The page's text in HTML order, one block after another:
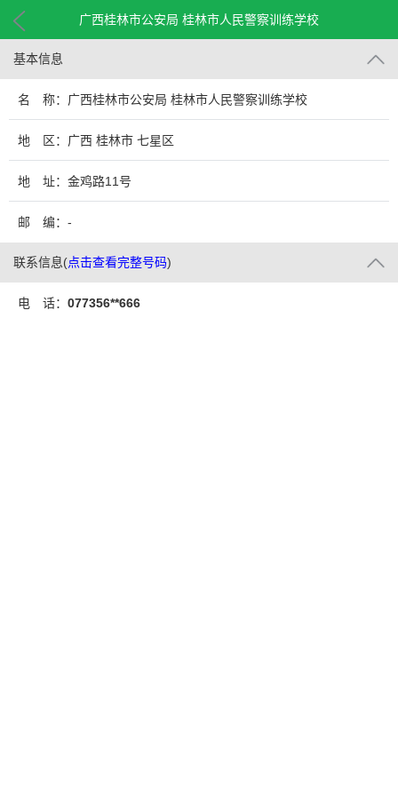
广西桂林市公安局 桂林市人民警察训练学校
基本信息
名 称：广西桂林市公安局 桂林市人民警察训练学校
地 区：广西 桂林市 七星区
地 址：金鸡路11号
邮 编：-
联系信息(点击查看完整号码)
电 话： 077356**666